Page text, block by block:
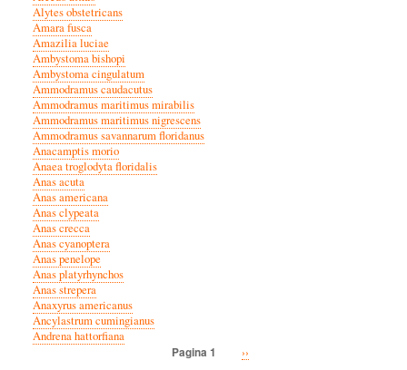
Alytes obstetricans
Amara fusca
Amazilia luciae
Ambystoma bishopi
Ambystoma cingulatum
Ammodramus caudacutus
Ammodramus maritimus mirabilis
Ammodramus maritimus nigrescens
Ammodramus savannarum floridanus
Anacamptis morio
Anaea troglodyta floridalis
Anas acuta
Anas americana
Anas clypeata
Anas crecca
Anas cyanoptera
Anas penelope
Anas platyrhynchos
Anas strepera
Anaxyrus americanus
Ancylastrum cumingianus
Andrena hattorfiana
Pagina 1
Volgende
››